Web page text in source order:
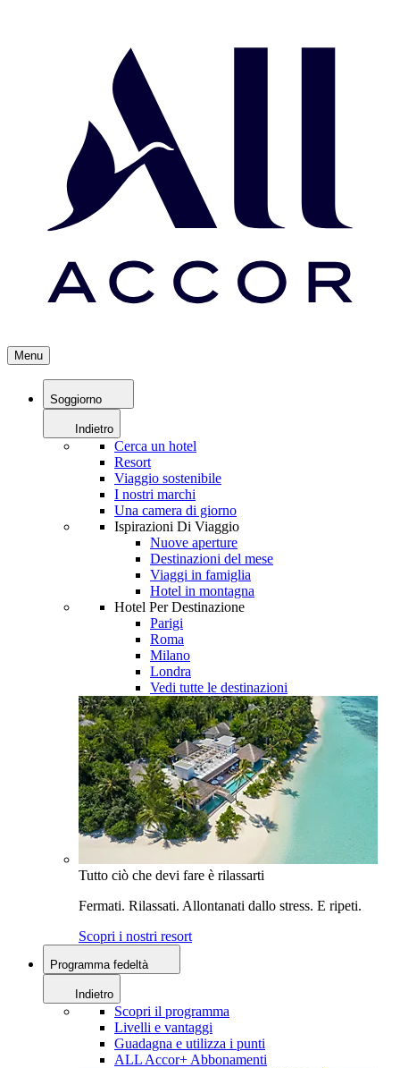
Menu
Soggiorno
Indietro
Cerca un hotel
Resort
Viaggio sostenibile
I nostri marchi
Una camera di giorno
Ispirazioni Di Viaggio
Nuove aperture
Destinazioni del mese
Viaggi in famiglia
Hotel in montagna
Hotel Per Destinazione
Parigi
Roma
Milano
Londra
Vedi tutte le destinazioni
Tutto ciò che devi fare è rilassarti
Fermati. Rilassati. Allontanati dallo stress. E ripeti.
Scopri i nostri resort
Programma fedeltà
Indietro
Scopri il programma
Livelli e vantaggi
Guadagna e utilizza i punti
ALL Accor+ Abbonamenti